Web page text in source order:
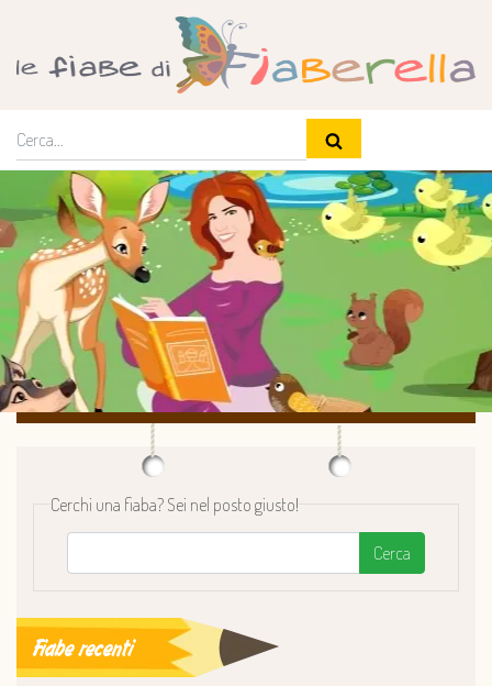
Cerchi una fiaba? Sei nel posto giusto!
Cerca
Fiabe recenti